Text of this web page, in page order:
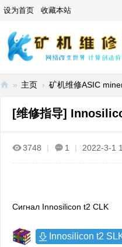
设为首页 收藏本站
» 主页 › 矿机维修ASIC
[维修指导]
3748 | 1 | 2022-3-1
Сигнал Innosilicon t2 CLK
Innosilicon t2